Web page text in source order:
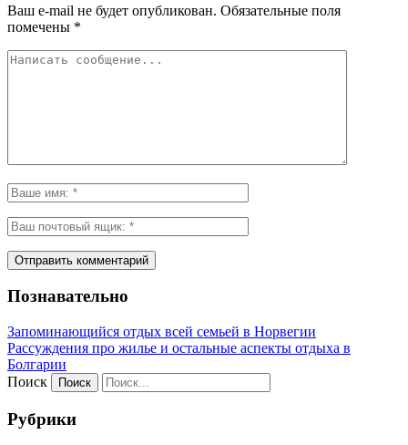
Ваш e-mail не будет опубликован. Обязательные поля
помечены *
Познавательно
Запоминающийся отдых всей семьей в Норвегии
Рассуждения про жилье и остальные аспекты отдыха в
Болгарии
Поиск
Рубрики